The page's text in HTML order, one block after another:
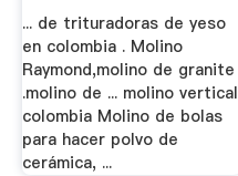
... de trituradoras de yeso
en colombia . Molino
Raymond,molino de granite
.molino de ... molino vertical
colombia Molino de bolas
para hacer polvo de
cerámica, ...